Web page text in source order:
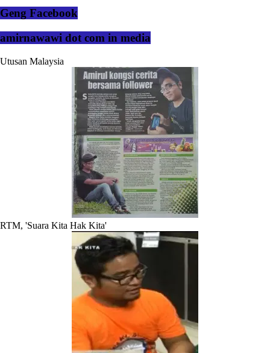
Geng Facebook
amirnawawi dot com in media
Utusan Malaysia
RTM, 'Suara Kita Hak Kita'